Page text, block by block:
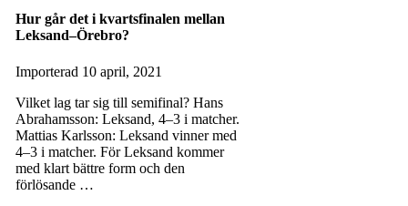
Hur går det i kvartsfinalen mellan
Leksand–Örebro?
Importerad 10 april, 2021
Vilket lag tar sig till semifinal? Hans
Abrahamsson: Leksand, 4–3 i matcher.
Mattias Karlsson: Leksand vinner med
4–3 i matcher. För Leksand kommer
med klart bättre form och den
förlösande …